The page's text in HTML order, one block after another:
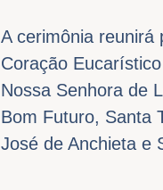
A cerimônia
Coração
Nossa Senhora de
Bom Futuro, Santa
José de Anchieta e